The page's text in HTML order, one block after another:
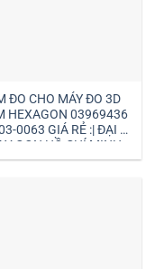
ĐO CHO MÁY ĐO 3D
HEXAGON 03969436
0063 GIÁ RẺ :| ĐẠI LÝ
HỒ CHÍ MINH